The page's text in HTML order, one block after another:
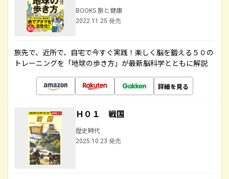
BOOKS 旅と健康
2022.11.25 発売
旅先で、近所で、自宅で今すぐ実践！楽しく脳を鍛える５０の
トレーニングを「地球の歩き方」が最新脳科学とともに解説
詳細を見る
Ｈ０１ 戦国
歴史時代
2025.10.23 発売